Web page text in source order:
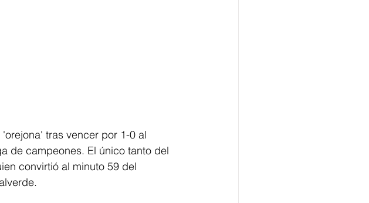
tras vencer por 1-0 al
de campeones. El único tanto del
convirtió al minuto 59 del